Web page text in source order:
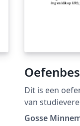
Dit is een
van
Gosse